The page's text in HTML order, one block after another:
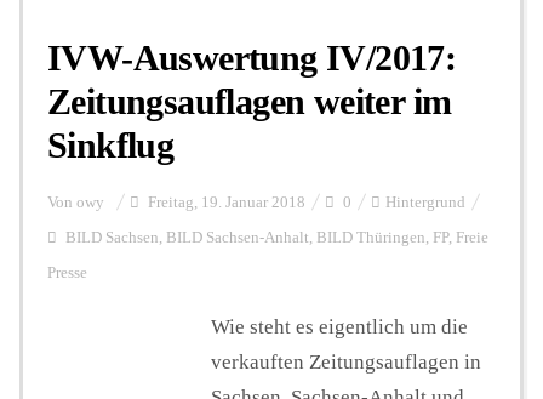
IVW-Auswertung IV/2017:
Zeitungsauflagen weiter im
Sinkflug
Von owy Freitag, 19. Januar 2018 0 Hintergrund
BILD Sachsen, BILD Sachsen-Anhalt, BILD Thüringen, FP, Freie
Presse
Wie steht es eigentlich um die
verkauften Zeitungsauflagen in